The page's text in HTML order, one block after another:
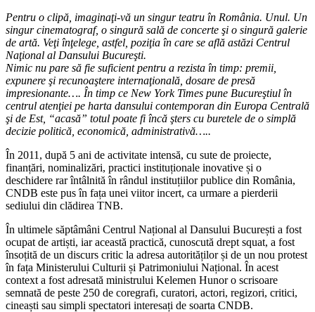
Pentru o clipă, imaginaţi-vă un singur teatru în România. Unul. Un
singur cinematograf, o singură sală de concerte şi o singură galerie
de artă. Veţi înţelege, astfel, poziţia în care se află astăzi Centrul
Naţional al Dansului Bucureşti.
Nimic nu pare să fie suficient pentru a rezista în timp: premii,
expunere şi recunoaştere internaţională, dosare de presă
impresionante…. În timp ce New York Times pune Bucureştiul în
centrul atenţiei pe harta dansului contemporan din Europa Centrală
şi de Est, “acasă” totul poate fi încă şters cu buretele de o simplă
decizie politică, economică, administrativă…..
În 2011, după 5 ani de activitate intensă, cu sute de proiecte,
finanțări, nominalizări, practici instituționale inovative și o
deschidere rar întâlnită în rândul instituțiilor publice din România,
CNDB este pus în fața unei viitor incert, ca urmare a pierderii
sediului din clădirea TNB.
În ultimele săptâmâni Centrul Național al Dansului București a fost
ocupat de artiști, iar această practică, cunoscută drept squat, a fost
însoțită de un discurs critic la adresa autorităților și de un nou protest
în fața Ministerului Culturii și Patrimoniului Național. În acest
context a fost adresată ministrului Kelemen Hunor o scrisoare
semnată de peste 250 de coregrafi, curatori, actori, regizori, critici,
cineaști sau simpli spectatori interesați de soarta CNDB.